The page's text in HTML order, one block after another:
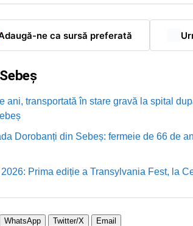
ne ca sursă preferată
ani, transportată în stare gravă la spital
Dorobanți din Sebeș: fermeie de 66 de
Prima ediție a Transylvania Fest, la
WhatsApp Twitter/X Email